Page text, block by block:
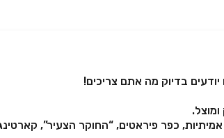
בדיוק מה אתם צריכים!
כפר פיראטים, “החוקר הצעיר”,